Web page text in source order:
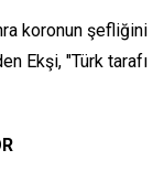
koronun şefliğini
Ekşi, "Türk tarafı